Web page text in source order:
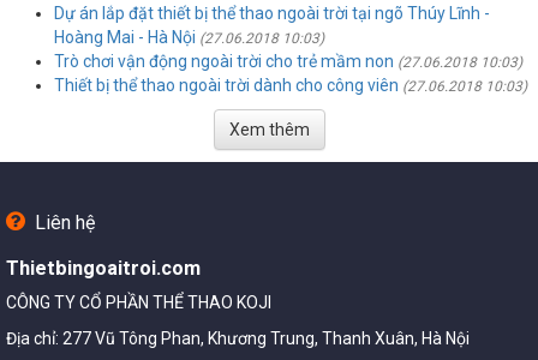
Dự án lắp đặt thiết bị thể thao ngoài trời tại ngõ Thúy Lĩnh -
Hoàng Mai - Hà Nội (27.06.2018 10:03)
Trò chơi vận động ngoài trời cho trẻ mầm non (27.06.2018 10:03)
Thiết bị thể thao ngoài trời dành cho công viên (27.06.2018 10:03)
Xem thêm
Liên hệ
Thietbingoaitroi.com
CÔNG TY CỔ PHẦN THỂ THAO KOJI
Địa chỉ: 277 Vũ Tông Phan, Khương Trung, Thanh Xuân, Hà Nội